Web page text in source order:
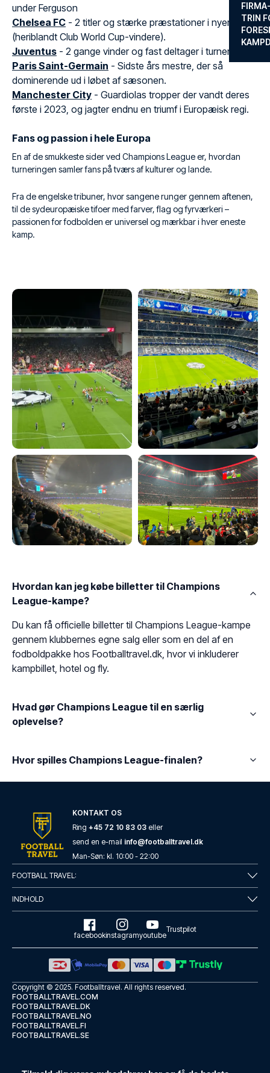
TRIN
under Ferguson
Chelsea FC - 2 titler og stærke præstationer i nyere tid
(heriblandt Club World Cup-vindere).
Juventus - 2 gange vinder og fast deltager i turneringen
Paris Saint-Germain - Sidste års mestre, der så
dominerende ud i løbet af sæsonen.
Manchester City - Guardiolas tropper der vandt deres
første i 2023, og jagter endnu en triumf i Europæisk regi.
Fans og passion i hele Europa
En af de smukkeste sider ved Champions League er, hvordan
turneringen samler fans på tværs af kulturer og lande.
Fra de engelske tribuner, hvor sangene runger gennem aftenen,
til de sydeuropæiske tifoer med farver, flag og fyrværkeri –
passionen for fodbolden er universel og mærkbar i hver eneste
kamp.
Hvordan kan jeg købe billetter til Champions
League-kampe?
Du kan få officielle billetter til Champions League-kampe
gennem klubbernes egne salg eller som en del af en
fodboldpakke hos Footballtravel.dk, hvor vi inkluderer
kampbillet, hotel og fly.
Hvad gør Champions League til en særlig
oplevelse?
Hvor spilles Champions League-finalen?
KONTAKT OS
Ring +45 72 10 83 03 eller
send en e-mail info@footballtravel.dk
Man-Søn: kl. 10:00 - 22:00
FOOTBALL TRAVEL:
INDHOLD
facebookinstagramyoutube
Trustpilot
Copyright © 2025. Footballtravel. All rights reserved.
FOOTBALLTRAVEL.COM
FOOTBALLTRAVEL.DK
FOOTBALLTRAVEL.NO
FOOTBALLTRAVEL.FI
FOOTBALLTRAVEL.SE